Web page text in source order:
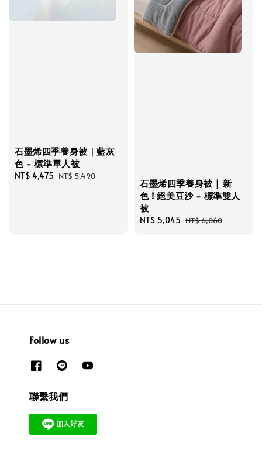
石墨烯四季養身被｜藍灰
色 - 標準單人被
Sale
NT$ 4,475 Regular
NT$ 5,490
石墨烯四季養身被 | 新
色 ! 絕美豆沙 - 標準雙人
被
Sale
NT$ 5,045 Regular
NT$ 6,060
Follow us
聯繫我們